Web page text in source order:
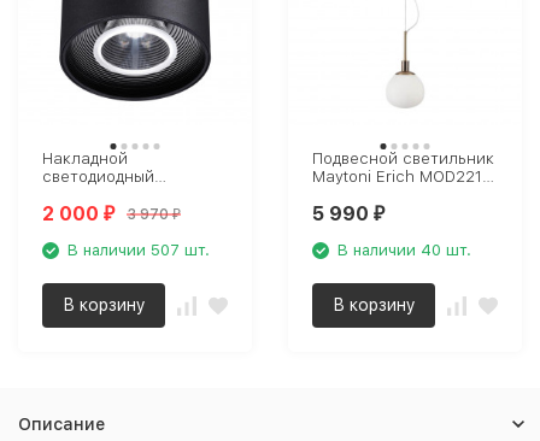
Накладной
светодиодный
Over Bind 358792
2 000 ₽ 3 970₽
В наличии 507 шт.
В корзину
Подвесной светильник
Maytoni Erich MOD221-
5 990 ₽
В наличии 40 шт.
В корзину
Описание